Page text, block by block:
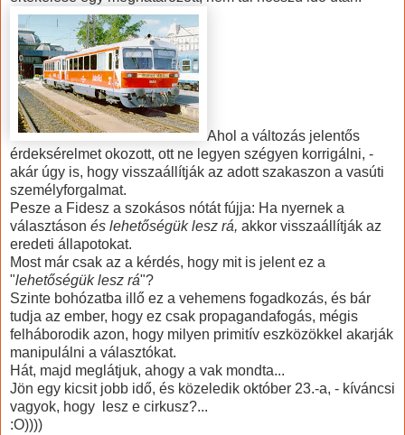
Ahol a változás jelentős
érdeksérelmet okozott, ott ne legyen szégyen korrigálni, -
akár úgy is, hogy visszaállítják az adott szakaszon a vasúti
személyforgalmat.
Pesze a Fidesz a szokásos nótát fújja: Ha nyernek a
választáson és lehetőségük lesz rá, akkor visszaállítják az
eredeti állapotokat.
Most már csak az a kérdés, hogy mit is jelent ez a
"lehetőségük lesz rá"?
Szinte bohózatba illő ez a vehemens fogadkozás, és bár
tudja az ember, hogy ez csak propagandafogás, mégis
felháborodik azon, hogy milyen primitív eszközökkel akarják
manipulálni a választókat.
Hát, majd meglátjuk, ahogy a vak mondta...
Jön egy kicsit jobb idő, és közeledik október 23.-a, - kíváncsi
vagyok, hogy lesz e cirkusz?...
:O))))